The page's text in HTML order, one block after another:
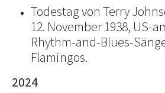
Todestag von Terry
12. November 1938, US-
Rhythm-and-Blues-
Flamingos.
2024